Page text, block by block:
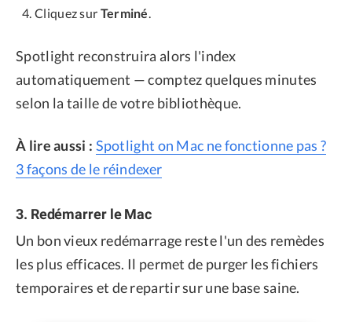
Cliquez sur Terminé
Spotlight reconstruira alors l'index
automatiquement — comptez quelques minutes
selon la taille de votre bibliothèque.
À lire aussi : Spotlight on Mac ne fonctionne pas ?
3 façons de le réindexer
3. Redémarrer le Mac
Un bon vieux redémarrage reste l'un des remèdes
les plus efficaces. Il permet de purger les fichiers
temporaires et de repartir sur une base saine.